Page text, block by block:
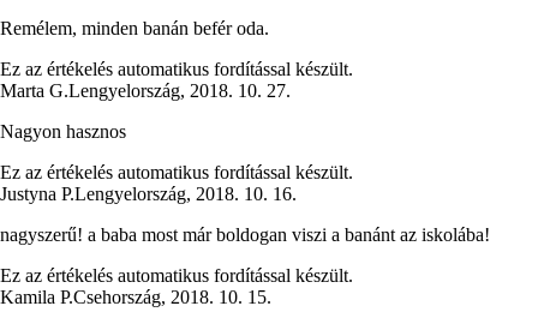
Remélem, minden banán befér oda.
Ez az értékelés automatikus fordítással készült.
Marta G.Lengyelország, 2018. 10. 27.
Nagyon hasznos
Ez az értékelés automatikus fordítással készült.
Justyna P.Lengyelország, 2018. 10. 16.
nagyszerű! a baba most már boldogan viszi a banánt az iskolába!
Ez az értékelés automatikus fordítással készült.
Kamila P.Csehország, 2018. 10. 15.